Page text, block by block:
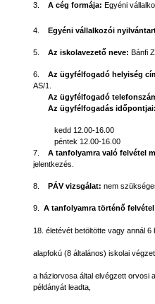
3. A cég formája: Egyéni
4. Egyéni vállalkozói
5. Az iskolavezető neve: Bánfi
6. Az ügyfélfogadó helyiség
AS/1.
Az ügyfélfogadó
Az ügyfélfogadás időpontjai:
kedd 12.00-16.00
péntek 12.00-16.00
7. A tanfolyamra való felvétel
jelentkezés.
8. PÁV vizsgálat: nem
9. A tanfolyamra történő
18. életévét betöltötte vagy annál 6
alapfokú (8 általános) iskolai
a háziorvosa által elvégzett orvosi
példányát leadta,